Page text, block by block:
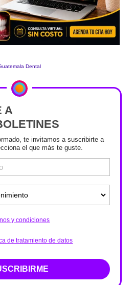
A
te invitamos a suscribirte a
el que más te guste.
y condiciones
de tratamiento de datos